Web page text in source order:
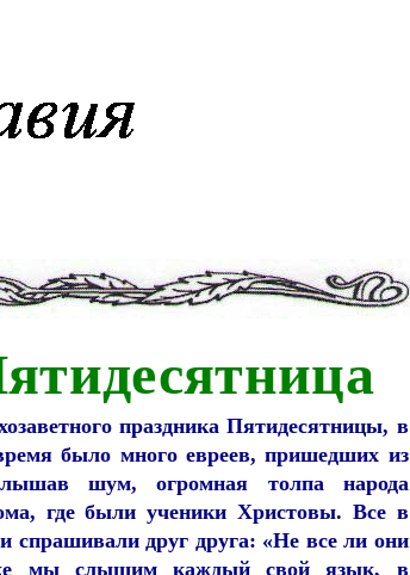
праздника Пятидесятницы, в
было много евреев, пришедших из
шум, огромная толпа народа
где были ученики Христовы. Все в
спрашивали друг друга: «Не все ли они
мы слышим каждый свой язык, в